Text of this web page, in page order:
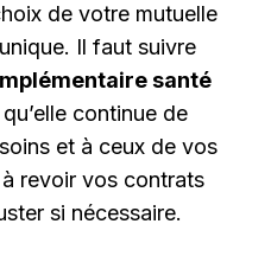
de votre mutuelle
Il faut suivre
santé
continue de
et à ceux de vos
revoir vos contrats
si nécessaire.